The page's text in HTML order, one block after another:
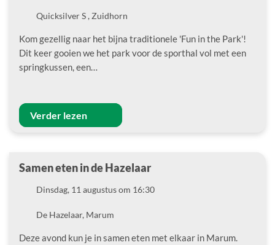
LocatieQuicksilver S , Zuidhorn
Kom gezellig naar het bijna traditionele 'Fun in the Park'!
Dit keer gooien we het park voor de sporthal vol met een
springkussen, een…
Verder lezen
Samen eten in de Hazelaar
DatumDinsdag, 11 augustus om 16:30
LocatieDe Hazelaar, Marum
Deze avond kun je in samen eten met elkaar in Marum.